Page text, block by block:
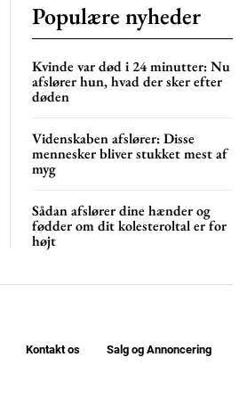
Populære nyheder
Kvinde var død i 24 minutter: Nu
afslører hun, hvad der sker efter
døden
Videnskaben afslører: Disse
mennesker bliver stukket mest af
myg
Sådan afslører dine hænder og
fødder om dit kolesteroltal er for
højt
Kontakt os Salg og Annoncering